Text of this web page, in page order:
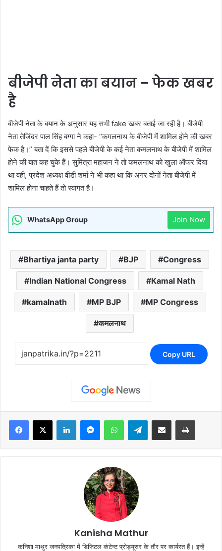
बीजेपी नेता का बयान – फेक खबर
है
बीजेपी नेता के बयान के अनुसार यह सभी fake खबर बताई जा रही है। बीजेपी
नेता तेजिंदर पाल सिंह बग्गा ने कहा- “कमलनाथ के बीजेपी में शामिल होने की खबर
फेक है।” बता दें कि इससे पहले बीजेपी के कई नेता कमलनाथ के बीजेपी में शामिल
होने की बात कह चुके हैं। सुमित्रा महाजन ने तो कमलनाथ को खुला ऑफर दिया
था वहीं, प्रदेश अध्यक्ष वीडी शर्मा ने भी कहा था कि अगर दोनों नेता बीजेपी में
शामिल होना चाहते हैं तो स्वागत है।
WhatsApp Group Join Now
Bhartiya janta party BJP Congress
Indian National Congress Kamal Nath
kamalnath MP BJP MP Congress
कमलनाथ
Copy URL
Facebook
X LinkedInMessengerWhatsAppTelegramShare via Email Print
Kanisha Mathur
कनिशा माथुर जनपत्रिका में डिजिटल कंटेन्ट प्रोड्यूसर के तौर पर कार्यरत हैं। इन्हें